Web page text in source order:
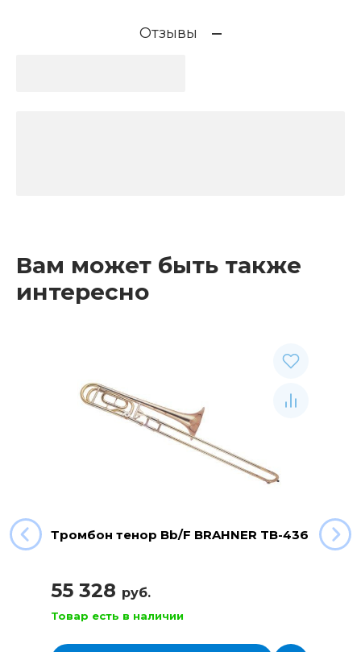
Отзывы
Вам может быть также
интересно
Тромбон тенор Bb/F BRAHNER TB-436
55 328 руб.
Товар есть в наличии